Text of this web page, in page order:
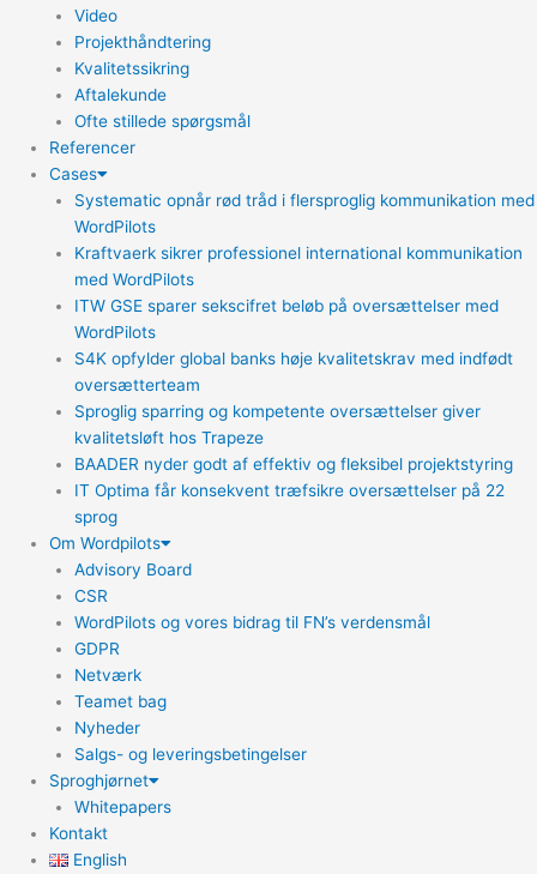
Video
Projekthåndtering
Kvalitetssikring
Aftalekunde
Ofte stillede spørgsmål
Referencer
Cases
Systematic opnår rød tråd i flersproglig kommunikation med
WordPilots
Kraftvaerk sikrer professionel international kommunikation
med WordPilots
ITW GSE sparer sekscifret beløb på oversættelser med
WordPilots
S4K opfylder global banks høje kvalitetskrav med indfødt
oversætterteam
Sproglig sparring og kompetente oversættelser giver
kvalitetsløft hos Trapeze
BAADER nyder godt af effektiv og fleksibel projektstyring
IT Optima får konsekvent træfsikre oversættelser på 22
sprog
Om Wordpilots
Advisory Board
CSR
WordPilots og vores bidrag til FN’s verdensmål
GDPR
Netværk
Teamet bag
Nyheder
Salgs- og leveringsbetingelser
Sproghjørnet
Whitepapers
Kontakt
English